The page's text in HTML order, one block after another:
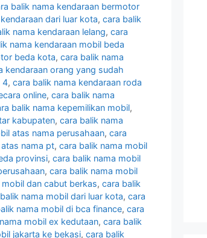
balik nama kendaraan bermotor
dari luar kota, cara balik
nama kendaraan lelang, cara
nama kendaraan mobil beda
beda kota, cara balik nama
kendaraan orang yang sudah
4, cara balik nama kendaraan roda
online, cara balik nama
balik nama kepemilikan mobil,
kabupaten, cara balik nama
atas nama perusahaan, cara
nama pt, cara balik nama mobil
provinsi, cara balik nama mobil
, cara balik nama mobil
dan cabut berkas, cara balik
nama mobil dari luar kota, cara
nama mobil di bca finance, cara
mobil ex kedutaan, cara balik
jakarta ke bekasi, cara balik